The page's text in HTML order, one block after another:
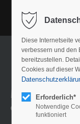
Model
Our meshes
Diese Internetseite
verbessern und den
bereitzustellen.
Cookies auf dieser
Erforderlich*
Notwendige
funktioniert